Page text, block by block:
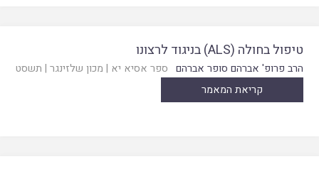
טיפול בחולה (ALS) בניגוד לרצונו
הרב פרופ' אברהם סופר אברהם ספר אסיא יא | מכון שלזינגר | תשסט
קריאת המאמר